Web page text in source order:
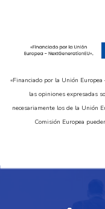
«Financiado por la Unión
las opiniones expresadas
necesariamente los de la Unión
Comisión Europea